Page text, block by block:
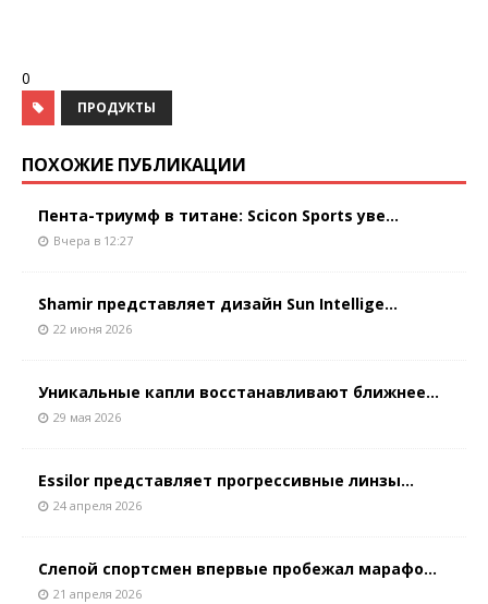
0
ПРОДУКТЫ
ПОХОЖИЕ ПУБЛИКАЦИИ
Пента-триумф в титане: Scicon Sports уве...
Вчера в 12:27
Shamir представляет дизайн Sun Intellige...
22 июня 2026
Уникальные капли восстанавливают ближнее...
29 мая 2026
Essilor представляет прогрессивные линзы...
24 апреля 2026
Слепой спортсмен впервые пробежал марафо...
21 апреля 2026